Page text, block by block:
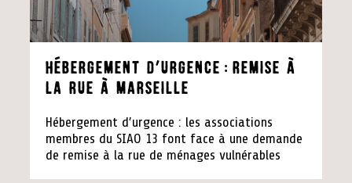
Hébergement d’urgence:remise à
la rue à Marseille
Hébergement d’urgence : les associations
membres du SIAO 13 font face à une demande
de remise à la rue de ménages vulnérables